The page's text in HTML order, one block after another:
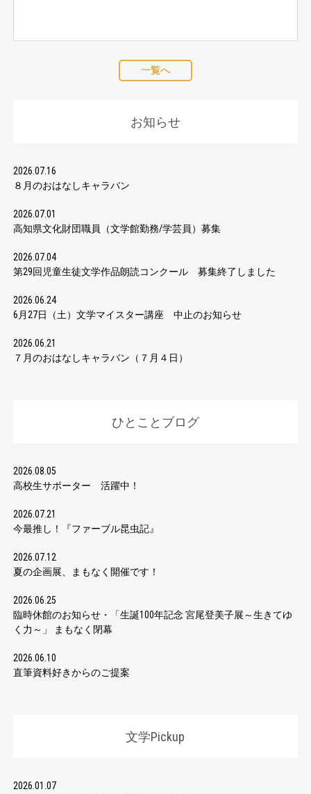
一覧へ
お知らせ
2026.07.16
８月のおはなしキャラバン
2026.07.01
高知県文化財団職員（文学館勤務/学芸員）募集
2026.07.04
第29回児童生徒文学作品朗読コンクール 募集終了しました
2026.06.24
6月27日（土）文学マイスター講座 中止のお知らせ
2026.06.21
７月のおはなしキャラバン（７月４日）
ひとことブログ
2026.08.05
高校生サポーター 活躍中！
2026.07.21
今最推し！『ファーブル昆虫記』
2026.07.12
夏の企画展、まもなく開催です！
2026.06.25
臨時休館のお知らせ・「生誕100年記念 宮尾登美子展～生きてゆ
く力～」 まもなく閉幕
2026.06.10
直筆資料好きからのご提案
文学Pickup
2026.01.07